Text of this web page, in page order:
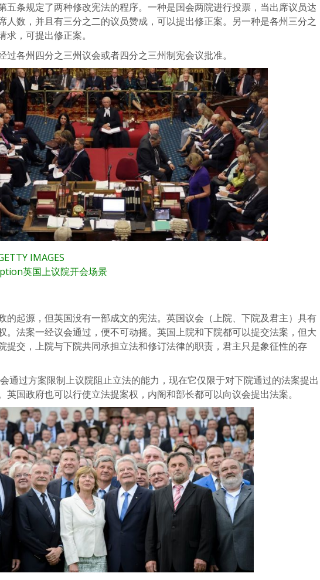
五条规定了两种修改宪法的程序。一种是国会两院进行投票，当出席议员达
人数，并且有三分之二的议员赞成，可以提出修正案。另一种是各州三分之
求，可提出修正案。
过各州四分之三州议会或者四分之三州制宪会议批准。
IMAGES
英国上议院开会场景
的起源，但英国没有一部成文的宪法。英国议会（上院、下院及君主）具有
。法案一经议会通过，便不可动摇。英国上院和下院都可以提交法案，但大
提交，上院与下院共同承担立法和修订法律的职责，君主只是象征性的存
通过方案限制上议院阻止立法的能力，现在它仅限于对下院通过的法案提出
英国政府也可以行使立法提案权，内阁和部长都可以向议会提出法案。